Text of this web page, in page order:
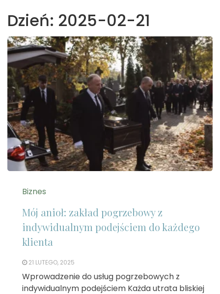
Dzień: 2025-02-21
Biznes
Mój anioł: zakład pogrzebowy z
indywidualnym podejściem do każdego
klienta
21 LUTEGO, 2025
Wprowadzenie do usług pogrzebowych z
indywidualnym podejściem Każda utrata bliskiej